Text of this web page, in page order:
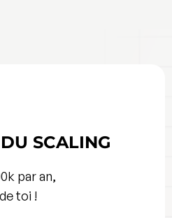
SCALING
par an,
toi !